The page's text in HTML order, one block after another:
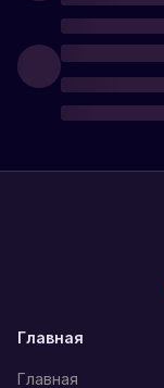
Главная
Главная